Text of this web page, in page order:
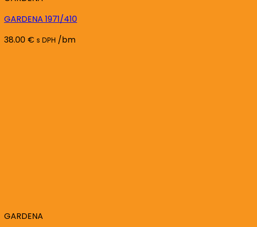
GARDENA 1971/410
38.00 € s DPH /bm
GARDENA